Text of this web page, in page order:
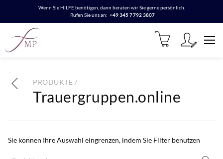
Wenn Sie HILFE benötigen, dann beraten wir Sie gerne persönlich.
Rufen Sie uns an: +49 345 7792 3807
PRODUKTE /
Trauergruppen.online
Sie können Ihre Auswahl eingrenzen, indem Sie Filter benutzen